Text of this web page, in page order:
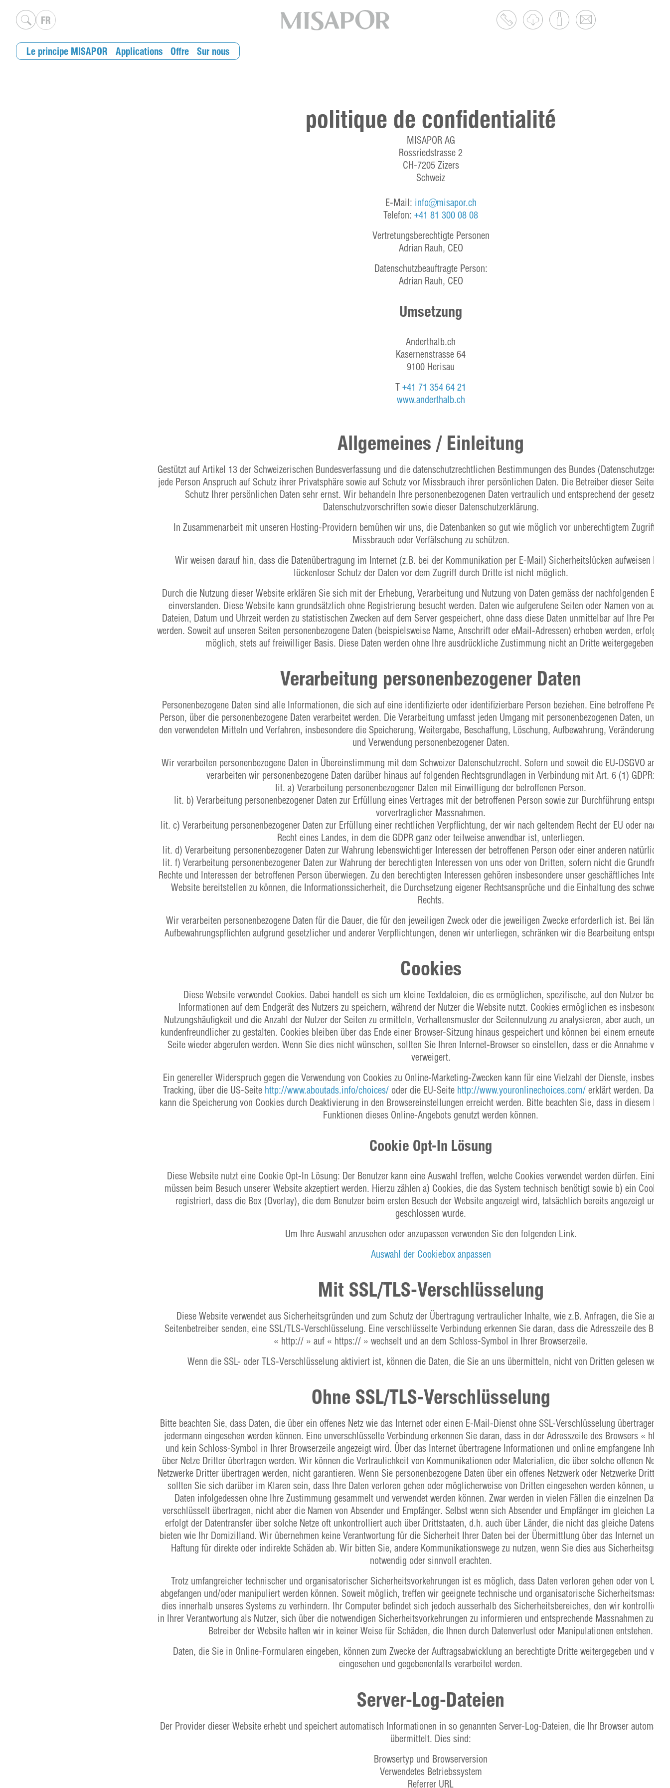
FR
Le principe MISAPOR Applications Offre Sur nous
politique de confidentialité
MISAPOR AG
Rossriedstrasse 2
CH-7205 Zizers
Schweiz
E-Mail: info@misapor.ch
Telefon:+41 81 300 08 08
Vertretungsberechtigte Personen
Adrian Rauh, CEO
Datenschutzbeauftragte Person:
Adrian Rauh, CEO
Umsetzung
Anderthalb.ch
Kasernenstrasse 64
9100 Herisau
T+41 71 354 64 21
www.anderthalb.ch
Allgemeines / Einleitung
Gestützt auf Artikel 13 der Schweizerischen Bundesverfassung und die datenschutzrechtlichen Bestimmungen des Bundes
jede Person Anspruch auf Schutz ihrer Privatsphäre sowie auf Schutz vor Missbrauch ihrer persönlichen Daten. Die Betreiber dieser Seiten
Schutz Ihrer persönlichen Daten sehr ernst. Wir behandeln Ihre personenbezogenen Daten vertraulich und entsprechend der
Datenschutzvorschriften sowie dieser Datenschutzerklärung.
In Zusammenarbeit mit unseren Hosting-Providern bemühen wir uns, die Datenbanken so gut wie möglich vor unberechtigtem Zugriff,
Missbrauch oder Verfälschung zu schützen.
Wir weisen darauf hin, dass die Datenübertragung im Internet (z.B. bei der Kommunikation per E-Mail) Sicherheitslücken aufweisen
lückenloser Schutz der Daten vor dem Zugriff durch Dritte ist nicht möglich.
Durch die Nutzung dieser Website erklären Sie sich mit der Erhebung, Verarbeitung und Nutzung von Daten gemäss der nachfolgenden
einverstanden. Diese Website kann grundsätzlich ohne Registrierung besucht werden. Daten wie aufgerufene Seiten oder Namen von
Dateien, Datum und Uhrzeit werden zu statistischen Zwecken auf dem Server gespeichert, ohne dass diese Daten unmittelbar auf Ihre Person
werden. Soweit auf unseren Seiten personenbezogene Daten (beispielsweise Name, Anschrift oder eMail-Adressen) erhoben werden, erfolgt
möglich, stets auf freiwilliger Basis. Diese Daten werden ohne Ihre ausdrückliche Zustimmung nicht an Dritte weitergegeben.
Verarbeitung personenbezogener Daten
Personenbezogene Daten sind alle Informationen, die sich auf eine identifizierte oder identifizierbare Person beziehen. Eine betroffene
Person, über die personenbezogene Daten verarbeitet werden. Die Verarbeitung umfasst jeden Umgang mit personenbezogenen Daten,
den verwendeten Mitteln und Verfahren, insbesondere die Speicherung, Weitergabe, Beschaffung, Löschung, Aufbewahrung, Veränderung,
und Verwendung personenbezogener Daten.
Wir verarbeiten personenbezogene Daten in Übereinstimmung mit dem Schweizer Datenschutzrecht. Sofern und soweit die EU-DSGVO
verarbeiten wir personenbezogene Daten darüber hinaus auf folgenden Rechtsgrundlagen in Verbindung mit Art. 6 (1) GDPR:
lit. a) Verarbeitung personenbezogener Daten mit Einwilligung der betroffenen Person.
lit. b) Verarbeitung personenbezogener Daten zur Erfüllung eines Vertrages mit der betroffenen Person sowie zur Durchführung
vorvertraglicher Massnahmen.
lit. c) Verarbeitung personenbezogener Daten zur Erfüllung einer rechtlichen Verpflichtung, der wir nach geltendem Recht der EU oder nach
Recht eines Landes, in dem die GDPR ganz oder teilweise anwendbar ist, unterliegen.
lit. d) Verarbeitung personenbezogener Daten zur Wahrung lebenswichtiger Interessen der betroffenen Person oder einer anderen
lit. f) Verarbeitung personenbezogener Daten zur Wahrung der berechtigten Interessen von uns oder von Dritten, sofern nicht die
Rechte und Interessen der betroffenen Person überwiegen. Zu den berechtigten Interessen gehören insbesondere unser geschäftliches
Website bereitstellen zu können, die Informationssicherheit, die Durchsetzung eigener Rechtsansprüche und die Einhaltung des
Rechts.
Wir verarbeiten personenbezogene Daten für die Dauer, die für den jeweiligen Zweck oder die jeweiligen Zwecke erforderlich ist. Bei
Aufbewahrungspflichten aufgrund gesetzlicher und anderer Verpflichtungen, denen wir unterliegen, schränken wir die Bearbeitung
Cookies
Diese Website verwendet Cookies. Dabei handelt es sich um kleine Textdateien, die es ermöglichen, spezifische, auf den Nutzer
Informationen auf dem Endgerät des Nutzers zu speichern, während der Nutzer die Website nutzt. Cookies ermöglichen es
Nutzungshäufigkeit und die Anzahl der Nutzer der Seiten zu ermitteln, Verhaltensmuster der Seitennutzung zu analysieren, aber auch, unser
kundenfreundlicher zu gestalten. Cookies bleiben über das Ende einer Browser-Sitzung hinaus gespeichert und können bei einem erneuten
Seite wieder abgerufen werden. Wenn Sie dies nicht wünschen, sollten Sie Ihren Internet-Browser so einstellen, dass er die Annahme von
verweigert.
Ein genereller Widerspruch gegen die Verwendung von Cookies zu Online-Marketing-Zwecken kann für eine Vielzahl der Dienste,
Tracking, über die US-Seite http://www.aboutads.info/choices/oder die EU-Seite http://www.youronlinechoices.com/erklärt werden.
kann die Speicherung von Cookies durch Deaktivierung in den Browsereinstellungen erreicht werden. Bitte beachten Sie, dass in diesem
Funktionen dieses Online-Angebots genutzt werden können.
Cookie Opt-In Lösung
Diese Website nutzt eine Cookie Opt-In Lösung: Der Benutzer kann eine Auswahl treffen, welche Cookies verwendet werden dürfen. Einige
müssen beim Besuch unserer Website akzeptiert werden. Hierzu zählen a) Cookies, die das System technisch benötigt sowie b) ein Cookie,
registriert, dass die Box (Overlay), die dem Benutzer beim ersten Besuch der Website angezeigt wird, tatsächlich bereits angezeigt und
geschlossen wurde.
Um Ihre Auswahl anzusehen oder anzupassen verwenden Sie den folgenden Link.
Auswahl der Cookiebox anpassen
Mit SSL/TLS-Verschlüsselung
Diese Website verwendet aus Sicherheitsgründen und zum Schutz der Übertragung vertraulicher Inhalte, wie z.B. Anfragen, die Sie an
Seitenbetreiber senden, eine SSL/TLS-Verschlüsselung. Eine verschlüsselte Verbindung erkennen Sie daran, dass die Adresszeile des
« http:// » auf « https:// » wechselt und an dem Schloss-Symbol in Ihrer Browserzeile.
Wenn die SSL- oder TLS-Verschlüsselung aktiviert ist, können die Daten, die Sie an uns übermitteln, nicht von Dritten gelesen
Ohne SSL/TLS-Verschlüsselung
Bitte beachten Sie, dass Daten, die über ein offenes Netz wie das Internet oder einen E-Mail-Dienst ohne SSL-Verschlüsselung übertragen
jedermann eingesehen werden können. Eine unverschlüsselte Verbindung erkennen Sie daran, dass in der Adresszeile des Browsers «
und kein Schloss-Symbol in Ihrer Browserzeile angezeigt wird. Über das Internet übertragene Informationen und online empfangene Inhalte
über Netze Dritter übertragen werden. Wir können die Vertraulichkeit von Kommunikationen oder Materialien, die über solche offenen
Netzwerke Dritter übertragen werden, nicht garantieren. Wenn Sie personenbezogene Daten über ein offenes Netzwerk oder Netzwerke Dritter
sollten Sie sich darüber im Klaren sein, dass Ihre Daten verloren gehen oder möglicherweise von Dritten eingesehen werden können, und
Daten infolgedessen ohne Ihre Zustimmung gesammelt und verwendet werden können. Zwar werden in vielen Fällen die einzelnen
verschlüsselt übertragen, nicht aber die Namen von Absender und Empfänger. Selbst wenn sich Absender und Empfänger im gleichen Land
erfolgt der Datentransfer über solche Netze oft unkontrolliert auch über Drittstaaten, d.h. auch über Länder, die nicht das gleiche
bieten wie Ihr Domizilland. Wir übernehmen keine Verantwortung für die Sicherheit Ihrer Daten bei der Übermittlung über das Internet und
Haftung für direkte oder indirekte Schäden ab. Wir bitten Sie, andere Kommunikationswege zu nutzen, wenn Sie dies aus
notwendig oder sinnvoll erachten.
Trotz umfangreicher technischer und organisatorischer Sicherheitsvorkehrungen ist es möglich, dass Daten verloren gehen oder von
abgefangen und/oder manipuliert werden können. Soweit möglich, treffen wir geeignete technische und organisatorische
dies innerhalb unseres Systems zu verhindern. Ihr Computer befindet sich jedoch ausserhalb des Sicherheitsbereiches, den wir
in Ihrer Verantwortung als Nutzer, sich über die notwendigen Sicherheitsvorkehrungen zu informieren und entsprechende Massnahmen zu
Betreiber der Website haften wir in keiner Weise für Schäden, die Ihnen durch Datenverlust oder Manipulationen entstehen.
Daten, die Sie in Online-Formularen eingeben, können zum Zwecke der Auftragsabwicklung an berechtigte Dritte weitergegeben und von
eingesehen und gegebenenfalls verarbeitet werden.
Server-Log-Dateien
Der Provider dieser Website erhebt und speichert automatisch Informationen in so genannten Server-Log-Dateien, die Ihr Browser
übermittelt. Dies sind:
Browsertyp und Browserversion
Verwendetes Betriebssystem
Referrer URL